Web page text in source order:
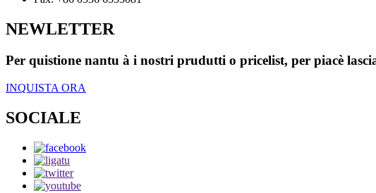
NEWLETTER
Per quistione nantu à i nostri prudutti o pricelist, per piacè
INQUISTA ORA
SOCIALE